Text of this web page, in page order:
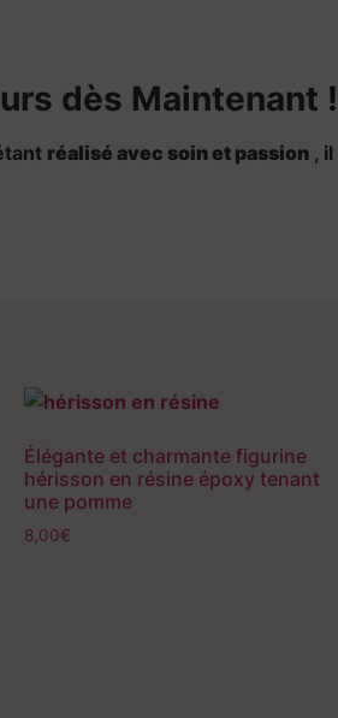
dès Maintenant !
réalisé avec soin et passion ,
Élégante et charmante figurine
hérisson en résine époxy tenant
une pomme
8,00€